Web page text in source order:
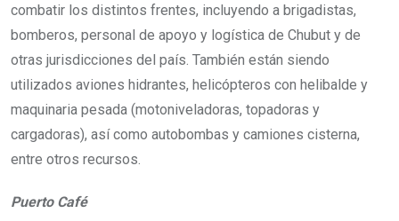
combatir los distintos frentes, incluyendo a brigadistas,
bomberos, personal de apoyo y logística de Chubut y de
otras jurisdicciones del país. También están siendo
utilizados aviones hidrantes, helicópteros con helibalde y
maquinaria pesada (motoniveladoras, topadoras y
cargadoras), así como autobombas y camiones cisterna,
entre otros recursos.
Puerto Café